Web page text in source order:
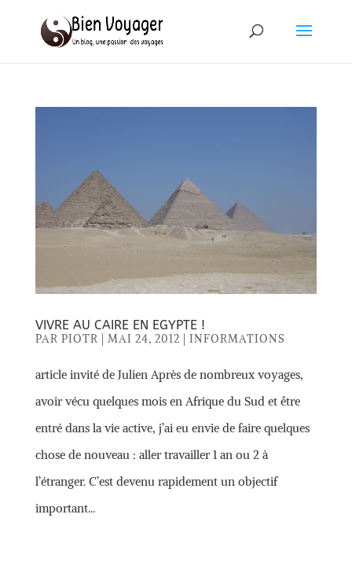
VIVRE AU CAIRE EN EGYPTE !
PAR PIOTR MAI 24, 2012 INFORMATIONS
article invité de Julien Après de nombreux voyages,
avoir vécu quelques mois en Afrique du Sud et être
entré dans la vie active, j’ai eu envie de faire quelques
chose de nouveau : aller travailler 1 an ou 2 à
l’étranger. C’est devenu rapidement un objectif
important...